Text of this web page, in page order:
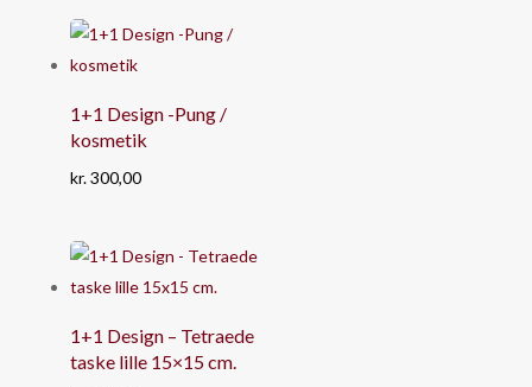
1+1 Design -Pung /
kosmetik
kr.300,00
1+1 Design – Tetraede
taske lille 15×15 cm.